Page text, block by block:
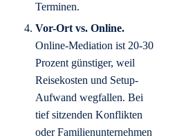
Terminen.
Vor-Ort vs. Online.
Online-Mediation ist 20-30
Prozent günstiger, weil
Reisekosten und Setup-
Aufwand wegfallen. Bei
tief sitzenden Konflikten
oder Familienunternehmen